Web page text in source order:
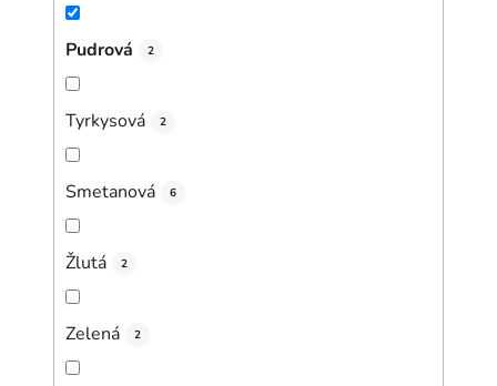
Pudrová 2
Tyrkysová 2
Smetanová 6
Žlutá 2
Zelená 2